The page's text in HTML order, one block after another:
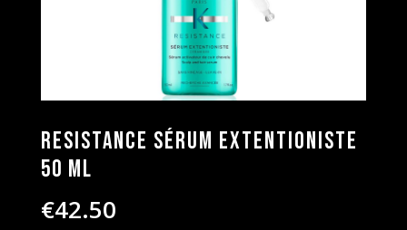
Resistance Sérum Extentioniste
50 ml
€42.50